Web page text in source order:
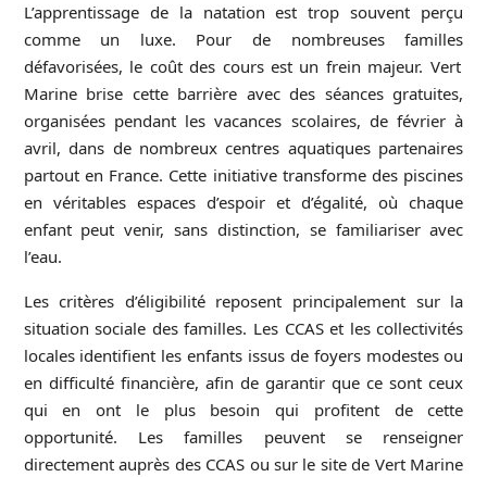
L’apprentissage de la natation est trop souvent perçu
comme un luxe. Pour de nombreusesfamilles
défavorisées, le coût des cours est un frein majeur. Vert
Marine brise cette barrière avec des séances gratuites,
organisées pendant les vacances scolaires, de février à
avril, dans de nombreux centres aquatiques partenaires
partout en France. Cette initiative transforme des piscines
en véritables espaces d’espoir et d’égalité, où chaque
enfant peut venir, sans distinction, se familiariser avec
l’eau.
Les critères d’éligibilité reposent principalement sur la
situation sociale des familles. Les CCAS et les collectivités
locales identifient les enfants issus de foyers modestes ou
en difficulté financière, afin de garantir que ce sont ceux
qui en ont le plus besoin qui profitent de cette
opportunité. Les familles peuvent se renseigner
directement auprès des CCAS ou sur le site de Vert Marine